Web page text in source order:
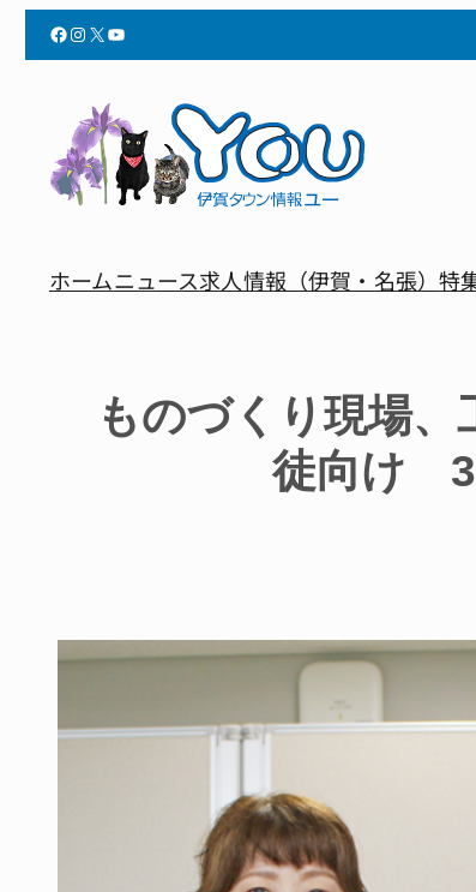
Facebook InstagramX YouTube
ホームニュース求人情報（伊賀・名張）特
ものづくり現場
徒向け